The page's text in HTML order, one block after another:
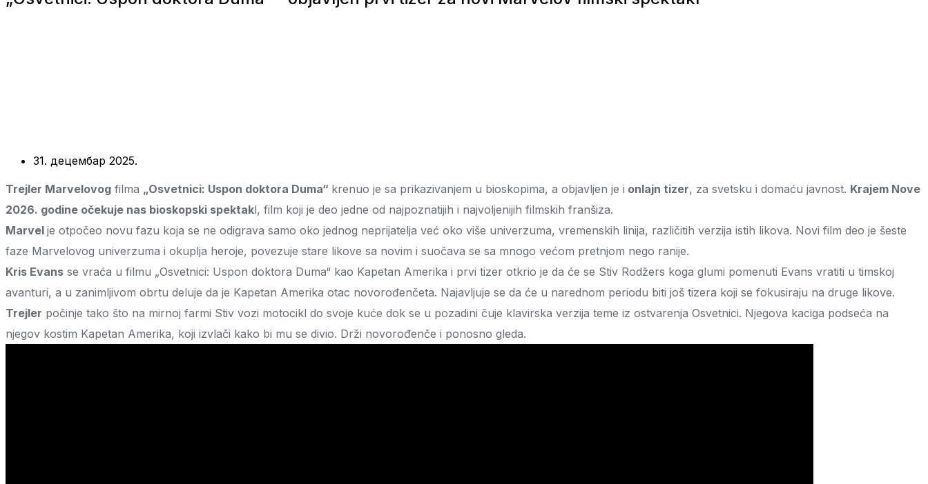
31. децембар 2025.
Trejler Marvelovog filma „Osvetnici: Uspon doktora Duma“ krenuo je sa prikazivanjem u bioskopima, a objavljen je i onlajn tizer, za svetsku i domaću javnost. Krajem Nove
2026. godine očekuje nas bioskopski spektakl, film koji je deo jedne od najpoznatijih i najvoljenijih filmskih franšiza.
Marvel je otpočeo novu fazu koja se ne odigrava samo oko jednog neprijatelja već oko više univerzuma, vremenskih linija, različitih verzija istih likova. Novi film deo je šeste
faze Marvelovog univerzuma i okuplja heroje, povezuje stare likove sa novim i suočava se sa mnogo većom pretnjom nego ranije.
Kris Evans se vraća u filmu „Osvetnici: Uspon doktora Duma“ kao Kapetan Amerika i prvi tizer otkrio je da će se Stiv Rodžers koga glumi pomenuti Evans vratiti u timskoj
avanturi, a u zanimljivom obrtu deluje da je Kapetan Amerika otac novorođenčeta. Najavljuje se da će u narednom periodu biti još tizera koji se fokusiraju na druge likove.
Trejler počinje tako što na mirnoj farmi Stiv vozi motocikl do svoje kuće dok se u pozadini čuje klavirska verzija teme iz ostvarenja Osvetnici. Njegova kaciga podseća na
njegov kostim Kapetan Amerika, koji izvlači kako bi mu se divio. Drži novorođenče i ponosno gleda.